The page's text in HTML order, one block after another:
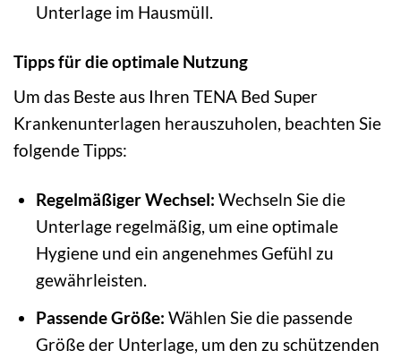
Unterlage im Hausmüll.
Tipps für die optimale Nutzung
Um das Beste aus Ihren TENA Bed Super
Krankenunterlagen herauszuholen, beachten Sie
folgende Tipps:
Regelmäßiger Wechsel: Wechseln Sie die
Unterlage regelmäßig, um eine optimale
Hygiene und ein angenehmes Gefühl zu
gewährleisten.
Passende Größe: Wählen Sie die passende
Größe der Unterlage, um den zu schützenden